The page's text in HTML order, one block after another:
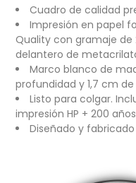
Cuadro de calidad
Impresión en papel
Quality con gramaje
delantero de
Marco blanco de
profundidad y 1,7 cm
Listo para colgar.
impresión HP + 200 años
Diseñado y fabricado